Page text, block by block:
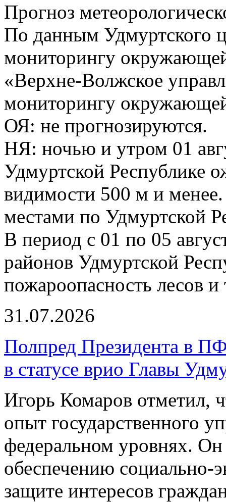
Прогноз
По данным Удмуртского
мониторингу
«Верхне-Волжское
мониторингу
ОЯ: не прогнозируются.
НЯ: ночью и утром 01
Удмуртской Республике
видимости 500 м и
местами по Удмуртской
В период с 01 по 05
районов Удмуртской
пожароопасность лесов
31.07.2026
Полпред Президента в
в статусе врио Главы
Игорь Комаров отметил,
опыт государственного
федеральном уровнях.
обеспечению социально-
защите интересов